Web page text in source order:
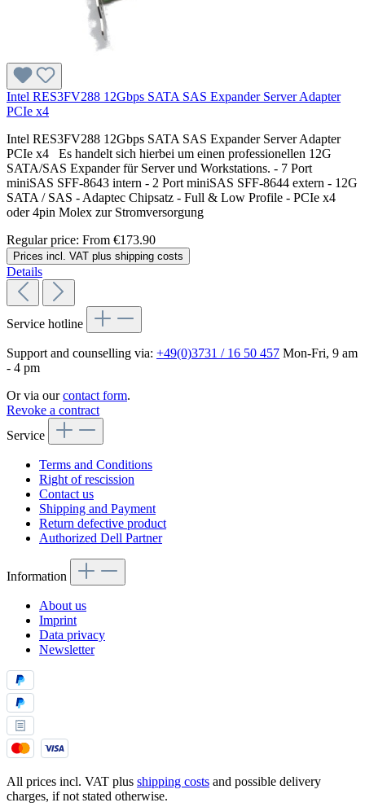
Intel RES3FV288 12Gbps SATA SAS Expander Server Adapter
PCIe x4
Intel RES3FV288 12Gbps SATA SAS Expander Server Adapter
PCIe x4 Es handelt sich hierbei um einen professionellen 12G
SATA/SAS Expander für Server und Workstations. - 7 Port
miniSAS SFF-8643 intern - 2 Port miniSAS SFF-8644 extern - 12G
SATA / SAS - Adaptec Chipsatz - Full & Low Profile - PCIe x4
oder 4pin Molex zur Stromversorgung
Regular price: From €173.90
Prices incl. VAT plus shipping costs
Details
Service hotline
Support and counselling via: +49(0)3731 / 16 50 457 Mon-Fri, 9 am
- 4 pm
Or via ourcontact form.
Revoke a contract
Service
Terms and Conditions
Right of rescission
Contact us
Shipping and Payment
Return defective product
Authorized Dell Partner
Information
About us
Imprint
Data privacy
Newsletter
All prices incl. VAT plus shipping costs and possible delivery
charges, if not stated otherwise.